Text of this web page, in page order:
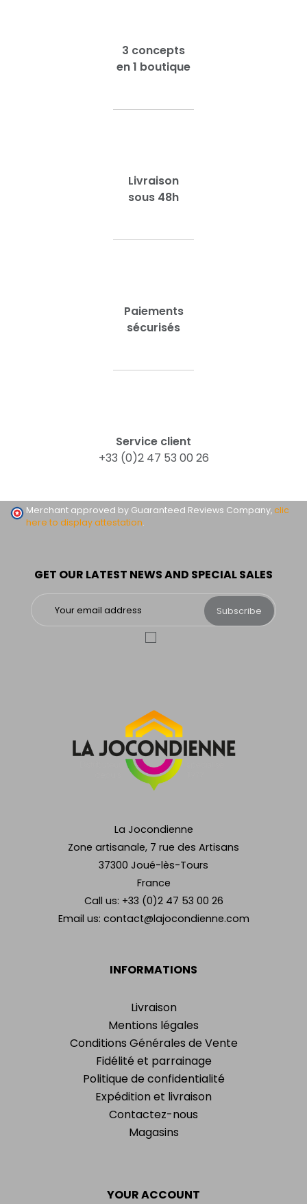
3 concepts
en 1 boutique
Livraison
sous 48h
Paiements
sécurisés
Service client
+33 (0)2 47 53 00 26
INFORMATIONS
Livraison
Mentions légales
Conditions Générales de Vente
Fidélité et parrainage
Politique de confidentialité
Expédition et livraison
Contactez-nous
Magasins
YOUR ACCOUNT
La Jocondienne
Zone artisanale, 7 rue des Artisans
37300 Joué-lès-Tours
France
Call us: +33 (0)2 47 53 00 26
Email us: contact@lajocondienne.com
GET OUR LATEST NEWS AND SPECIAL SALES
Subscribe
Merchant approved by Guaranteed Reviews Company,clic
here to display attestation.